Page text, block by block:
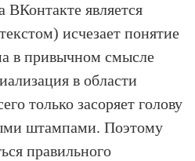
ВКонтакте является
исчезает понятие
в привычном смысле
в области
только засоряет голову
штампами. Поэтому
правильного